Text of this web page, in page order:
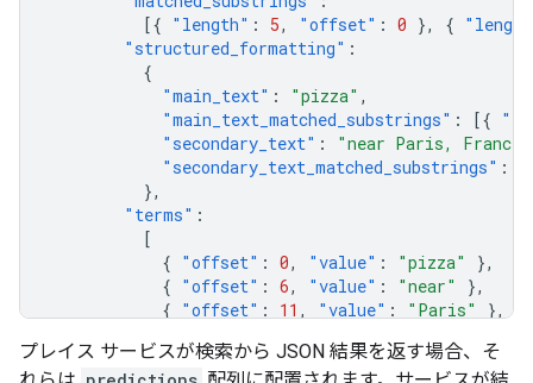
[{ "length" : 5, "offset" : 0 }, {
"structured_formatting" :
{
"main_text" : "pizza" ,
"main_text_matched_substrings" : [{
"secondary_text" : "near Paris, France"
"secondary_text_matched_substrings" :
},
"terms" :
[
{ "offset" : 0, "value" : "pizza"
},
{ "offset" : 6, "value" : "near"
},
{ "offset" : 11 , "value" : "Paris"
},
],
プレイス サービスが検索から JSON 結果を返す場合、そ